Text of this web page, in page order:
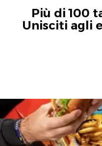
Più di 100
Unisciti agli